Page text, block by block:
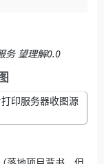
务 望理解0.0